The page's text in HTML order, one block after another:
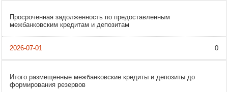
Просроченная задолженность по предоставленным
межбанковским кредитам и депозитам
0
Итого размещенные межбанковские кредиты и депозиты до
формирования резервов